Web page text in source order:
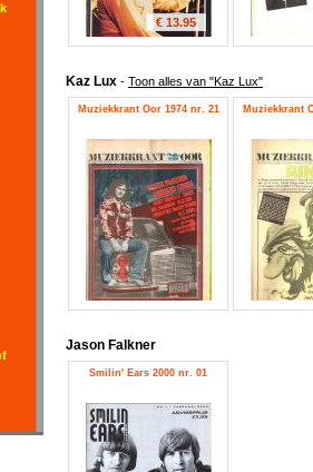
€ 13.95
Kaz Lux - Toon alles van "Kaz Lux"
Muziekkrant Oor 1974 nr. 21 Muziekkrant
Jason Falkner
Smilin' Ears 2000 nr. 01